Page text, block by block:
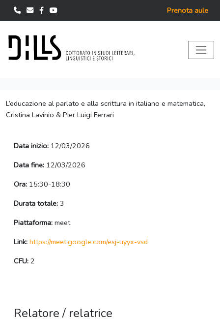
Prenota aule
L’educazione al parlato e alla scrittura in italiano e matematica,
Cristina Lavinio & Pier Luigi Ferrari
Data inizio: 12/03/2026
Data fine: 12/03/2026
Ora: 15:30-18:30
Durata totale: 3
Piattaforma: meet
Link: https://meet.google.com/esj-uyyx-vsd
CFU: 2
Relatore / relatrice